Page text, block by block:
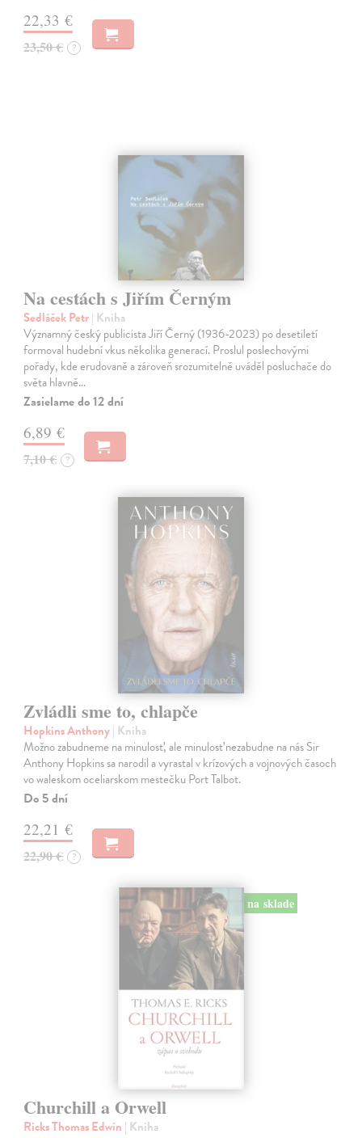
22,33 €
23,50 € ?
Na cestách s Jiřím Černým
Sedláček Petr| Kniha
Významný český publicista Jiří Černý (1936-2023) po desetiletí
formoval hudební vkus několika generací. Proslul poslechovými
pořady, kde erudovaně a zároveň srozumitelně uváděl posluchače do
světa hlavně…
Zasielame do 12 dní
6,89 €
7,10 € ?
Zvládli sme to, chlapče
Hopkins Anthony| Kniha
Možno zabudneme na minulosť, ale minulosť nezabudne na nás Sir
Anthony Hopkins sa narodil a vyrastal v krízových a vojnových časoch
vo waleskom oceliarskom mestečku Port Talbot.
Do 5 dní
22,21 €
22,90 € ?
na sklade
Churchill a Orwell
Ricks Thomas Edwin | Kniha